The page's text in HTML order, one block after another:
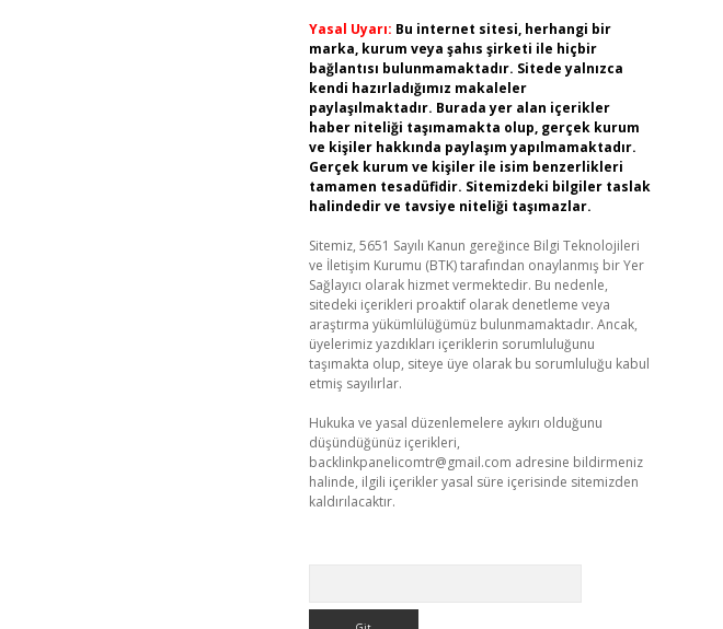
Yasal Uyarı: Bu internet sitesi, herhangi bir
marka, kurum veya şahıs şirketi ile hiçbir
bağlantısı bulunmamaktadır. Sitede yalnızca
kendi hazırladığımız makaleler
paylaşılmaktadır. Burada yer alan içerikler
haber niteliği taşımamakta olup, gerçek kurum
ve kişiler hakkında paylaşım yapılmamaktadır.
Gerçek kurum ve kişiler ile isim benzerlikleri
tamamen tesadüfidir. Sitemizdeki bilgiler taslak
halindedir ve tavsiye niteliği taşımazlar.
Sitemiz, 5651 Sayılı Kanun gereğince Bilgi Teknolojileri
ve İletişim Kurumu (BTK) tarafından onaylanmış bir Yer
Sağlayıcı olarak hizmet vermektedir. Bu nedenle,
sitedeki içerikleri proaktif olarak denetleme veya
araştırma yükümlülüğümüz bulunmamaktadır. Ancak,
üyelerimiz yazdıkları içeriklerin sorumluluğunu
taşımakta olup, siteye üye olarak bu sorumluluğu kabul
etmiş sayılırlar.
Hukuka ve yasal düzenlemelere aykırı olduğunu
düşündüğünüz içerikleri,
backlinkpanelicomtr@gmail.com adresine bildirmeniz
halinde, ilgili içerikler yasal süre içerisinde sitemizden
kaldırılacaktır.